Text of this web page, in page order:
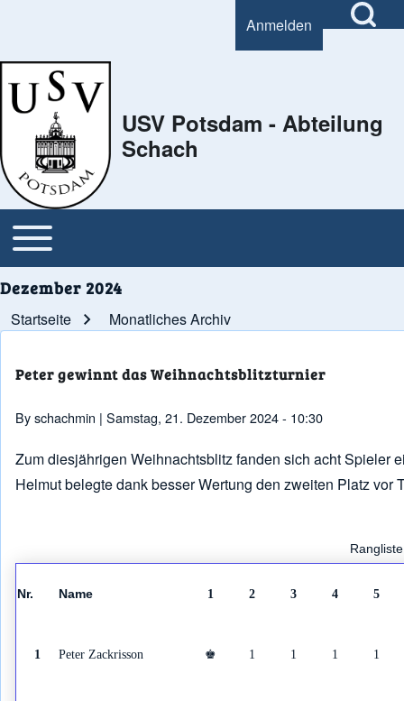
Close Search Block
Search
User account menu
Anmelden
USV Potsdam - Abteilung
Schach
Main navigation
Open or Close horizontal Main Menu
Dezember 2024
Pfadnavigation
Startseite Monatliches Archiv
Peter gewinnt das Weihnachtsblitzturnier
Byschachmin | Samstag, 21. Dezember 2024 - 10:30
Zum diesjährigen Weihnachtsblitz fanden sich acht Spieler
Helmut belegte dank besser Wertung den zweiten Platz vor
Rangliste
Nr. Name 1 2 3 4 5
1 Peter Zackrisson ♚ 1 1 1 1